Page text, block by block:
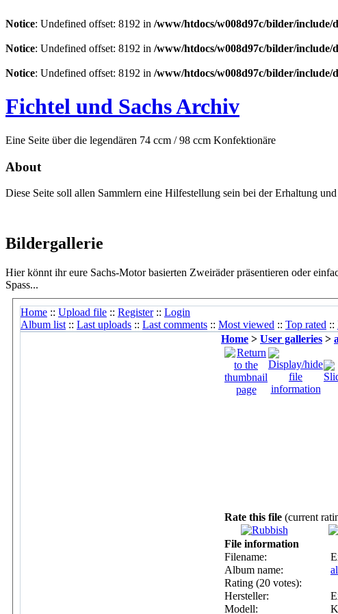
Notice: Undefined offset: 8192 in /www/htdocs/w008d97c/bilder/include/
Notice: Undefined offset: 8192 in /www/htdocs/w008d97c/bilder/include/
Notice: Undefined offset: 8192 in /www/htdocs/w008d97c/bilder/include/
Fichtel und Sachs Archiv
Eine Seite über die legendären 74 ccm / 98 ccm Konfektionäre
About
Diese Seite soll allen Sammlern eine Hilfestellung sein bei der Erhaltung
Bildergallerie
Hier könnt ihr eure Sachs-Motor basierten Zweiräder präsentieren oder
Spass...
Home :: Upload file :: Register:: Login
Album list :: Last uploads :: Last comments :: Most viewed :: Top rated ::
Home > User galleries >
Rate this file (current
File information
Filename:
Album name:
Rating (20 votes):
Hersteller:
Modell: